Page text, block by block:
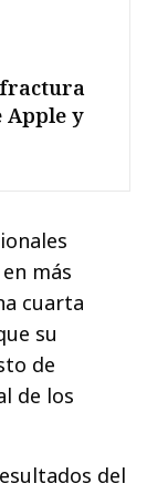
y
más
cuarta
su
de
de los
del